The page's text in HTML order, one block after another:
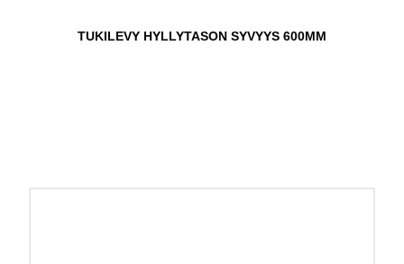
TUKILEVY HYLLYTASON SYVYYS 600MM